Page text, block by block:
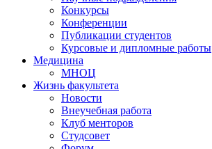
Конкурсы
Конференции
Публикации студентов
Курсовые и дипломные работы
Медицина
МНОЦ
Жизнь факультета
Новости
Внеучебная работа
Клуб менторов
Студсовет